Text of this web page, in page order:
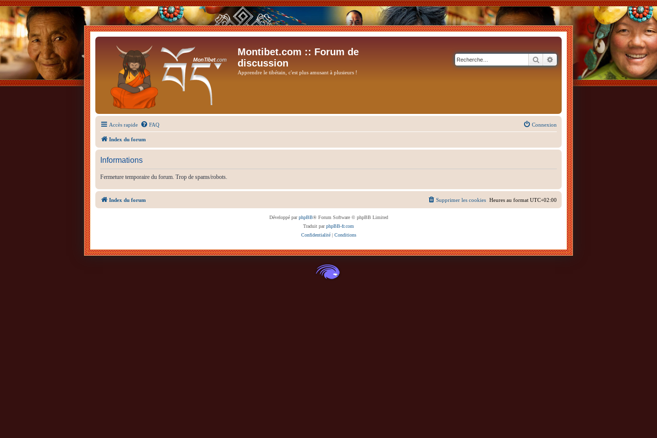
Montibet.com :: Forum de
discussion
Apprendre le tibétain, c'est plus amusant à plusieurs !
RechercherRecherche avancée
Accès rapide FAQ Connexion
Index du forum
Informations
Fermeture temporaire du forum. Trop de spams/robots.
Index du forum Heures au format UTC+02:00
Supprimer les cookies
Développé parphpBB® Forum Software © phpBB Limited
Traduit parphpBB-fr.com
Confidentialité| Conditions